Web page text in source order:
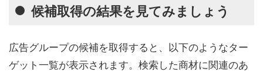
候補取得の結果を見てみましょう
広告グループの候補を取得すると、以下のようなター
ゲット一覧が表示されます。検索した商材に関連のあ